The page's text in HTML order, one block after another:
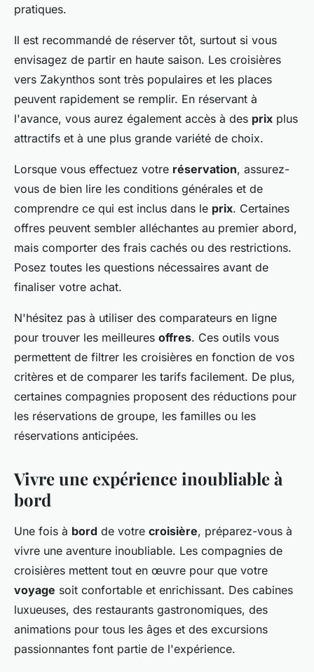
pratiques.
Il est recommandé de réserver tôt, surtout si vous
envisagez de partir en haute saison. Les croisières
vers Zakynthos sont très populaires et les places
peuvent rapidement se remplir. En réservant à
l'avance, vous aurez également accès à des prix plus
attractifs et à une plus grande variété de choix.
Lorsque vous effectuez votre réservation, assurez-
vous de bien lire les conditions générales et de
comprendre ce qui est inclus dans le prix. Certaines
offres peuvent sembler alléchantes au premier abord,
mais comporter des frais cachés ou des restrictions.
Posez toutes les questions nécessaires avant de
finaliser votre achat.
N'hésitez pas à utiliser des comparateurs en ligne
pour trouver les meilleures offres. Ces outils vous
permettent de filtrer les croisières en fonction de vos
critères et de comparer les tarifs facilement. De plus,
certaines compagnies proposent des réductions pour
les réservations de groupe, les familles ou les
réservations anticipées.
Vivre une expérience inoubliable à
bord
Une fois à bord de votre croisière, préparez-vous à
vivre une aventure inoubliable. Les compagnies de
croisières mettent tout en œuvre pour que votre
voyage soit confortable et enrichissant. Des cabines
luxueuses, des restaurants gastronomiques, des
animations pour tous les âges et des excursions
passionnantes font partie de l'expérience.